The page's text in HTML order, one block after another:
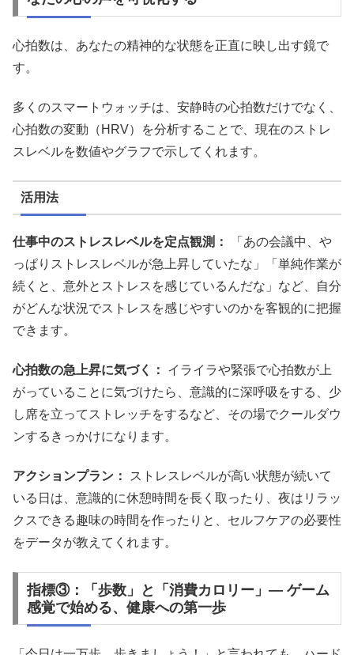
心拍数は、あなたの精神的な状態を正直に映し出す鏡で
す。
多くのスマートウォッチは、安静時の心拍数だけでなく、
心拍数の変動（HRV）を分析することで、現在のストレ
スレベルを数値やグラフで示してくれます。
活用法
仕事中のストレスレベルを定点観測：
「あの会議中、や
っぱりストレスレベルが急上昇していたな」「単純作業が
続くと、意外とストレスを感じているんだな」など、自分
がどんな状況でストレスを感じやすいのかを客観的に把握
できます。
心拍数の急上昇に気づく：
イライラや緊張で心拍数が上
がっていることに気づけたら、意識的に深呼吸をする、少
し席を立ってストレッチをするなど、その場でクールダウ
ンするきっかけになります。
アクションプラン：
ストレスレベルが高い状態が続いて
いる日は、意識的に休憩時間を長く取ったり、夜はリラッ
クスできる趣味の時間を作ったりと、セルフケアの必要性
をデータが教えてくれます。
指標③：「歩数」と「消費カロリー」― ゲーム
感覚で始める、健康への第一歩